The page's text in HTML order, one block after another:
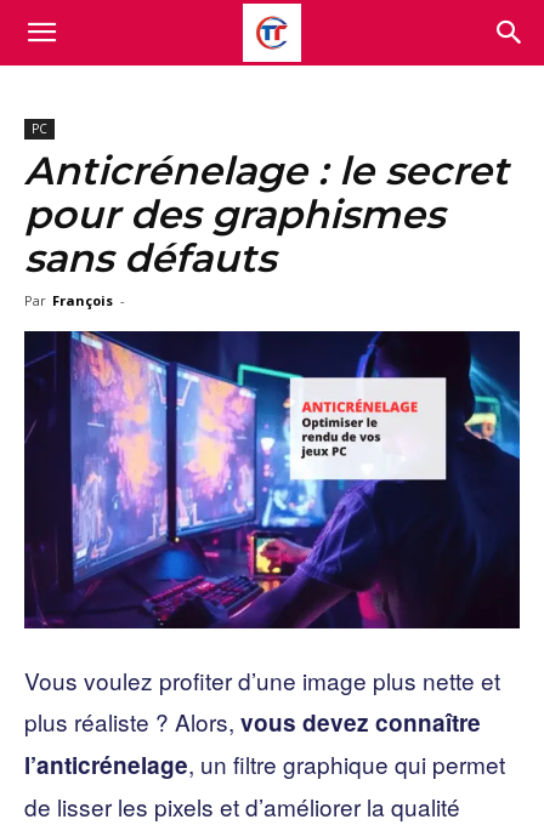
PC
Anticrénelage : le secret
pour des graphismes
sans défauts
Par François -
Vous voulez profiter d’une image plus nette et
plus réaliste ? Alors, vous devez connaître
l’anticrénelage, un filtre graphique qui permet
de lisser les pixels et d’améliorer la qualité